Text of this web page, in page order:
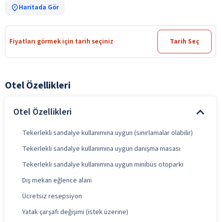
Haritada Gör
Fiyatları görmek için tarih seçiniz Tarih Seç
Otel Özellikleri
Otel Özellikleri
Tekerlekli sandalye kullanımına uygun (sınırlamalar olabilir)
Tekerlekli sandalye kullanımına uygun danışma masası
Tekerlekli sandalye kullanımına uygun minibüs otoparkı
Dış mekan eğlence alanı
Ücretsiz resepsiyon
Yatak çarşafı değişimi (istek üzerine)